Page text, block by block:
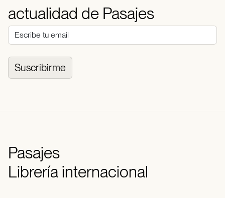
actualidad de Pasajes
Suscribirme
Pasajes
Librería internacional